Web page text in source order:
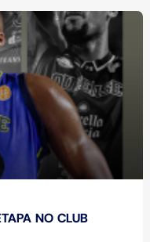
NO CLUB